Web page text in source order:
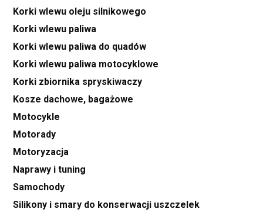
Korki wlewu oleju silnikowego
Korki wlewu paliwa
Korki wlewu paliwa do quadów
Korki wlewu paliwa motocyklowe
Korki zbiornika spryskiwaczy
Kosze dachowe, bagażowe
Motocykle
Motorady
Motoryzacja
Naprawy i tuning
Samochody
Silikony i smary do konserwacji uszczelek